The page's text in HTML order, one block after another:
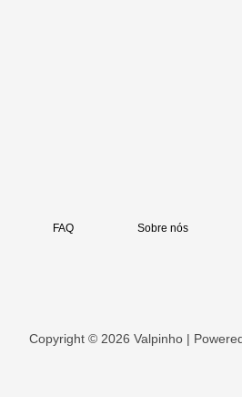
FAQ Sobre nós
Copyright © 2026 Valpinho |